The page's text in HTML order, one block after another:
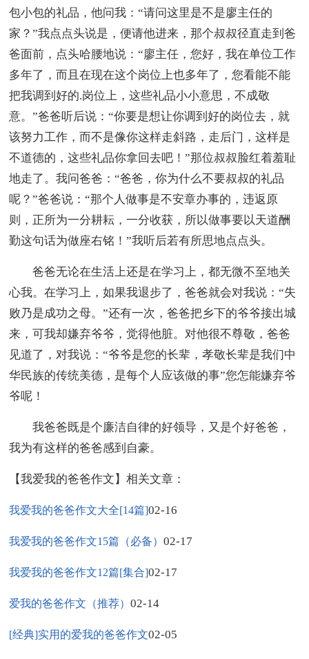
包小包的礼品，他问我：“请问这里是不是廖主任的
家？”我点点头说是，便请他进来，那个叔叔径直走到爸
爸面前，点头哈腰地说：“廖主任，您好，我在单位工作
多年了，而且在现在这个岗位上也多年了，您看能不能
把我调到好的.岗位上，这些礼品小小意思，不成敬
意。”爸爸听后说：“你要是想让你调到好的岗位去，就
该努力工作，而不是像你这样走斜路，走后门，这样是
不道德的，这些礼品你拿回去吧！”那位叔叔脸红着羞耻
地走了。我问爸爸：“爸爸，你为什么不要叔叔的礼品
呢？”爸爸说：“那个人做事是不安章办事的，违返原
则，正所为一分耕耘，一分收获，所以做事要以天道酬
勤这句话为做座右铭！”我听后若有所思地点点头。
爸爸无论在生活上还是在学习上，都无微不至地关
心我。在学习上，如果我退步了，爸爸就会对我说：“失
败乃是成功之母。”还有一次，爸爸把乡下的爷爷接出城
来，可我却嫌弃爷爷，觉得他脏。对他很不尊敬，爸爸
见道了，对我说：“爷爷是您的长辈，孝敬长辈是我们中
华民族的传统美德，是每个人应该做的事”您怎能嫌弃爷
爷呢！
我爸爸既是个廉洁自律的好领导，又是个好爸爸，
我为有这样的爸爸感到自豪。
【我爱我的爸爸作文】相关文章：
我爱我的爸爸作文大全[14篇]02-16
我爱我的爸爸作文15篇（必备）02-17
我爱我的爸爸作文12篇[集合]02-17
爱我的爸爸作文（推荐）02-14
[经典]实用的爱我的爸爸作文02-05